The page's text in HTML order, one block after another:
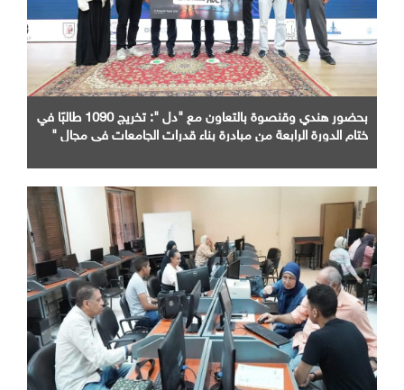
بحضور هندي وقنصوة بالتعاون مع "دل ": تخريج 1090 طالبًا في
ختام الدورة الرابعة من مبادرة بناء قدرات الجامعات في مجال "